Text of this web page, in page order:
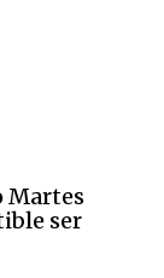
Martes
ser